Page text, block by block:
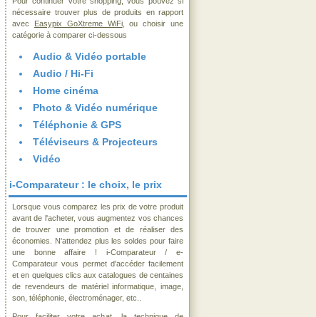
nécessaire trouver plus de produits en rapport
avec Easypix GoXtreme WiFi, ou choisir une
catégorie à comparer ci-dessous
Audio & Vidéo portable
Audio / Hi-Fi
Home cinéma
Photo & Vidéo numérique
Téléphonie & GPS
Téléviseurs & Projecteurs
Vidéo
i-Comparateur : le choix, le prix
Lorsque vous comparez les prix de votre produit
avant de l'acheter, vous augmentez vos chances
de trouver une promotion et de réaliser des
économies. N'attendez plus les soldes pour faire
une bonne affaire ! i-Comparateur / e-
Comparateur vous permet d'accéder facilement
et en quelques clics aux catalogues de centaines
de revendeurs de matériel informatique, image,
son, téléphonie, électroménager, etc..